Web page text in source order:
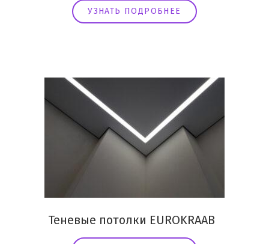
УЗНАТЬ ПОДРОБНЕЕ
Теневые потолки EUROKRAAB